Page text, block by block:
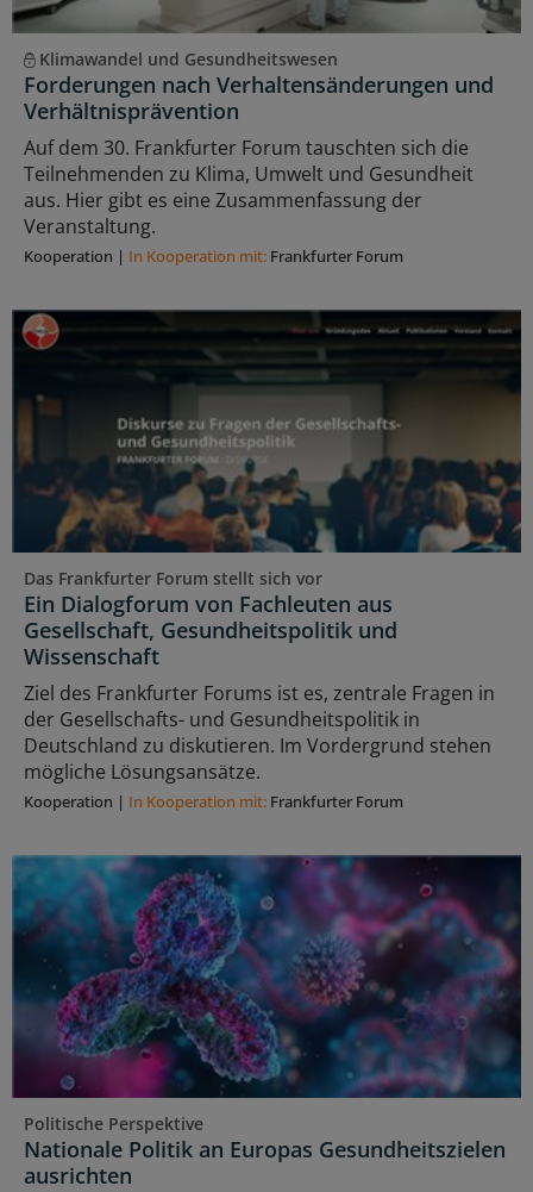
Klimawandel und Gesundheitswesen
Forderungen nach Verhaltensänderungen und
Verhältnisprävention
Auf dem 30. Frankfurter Forum tauschten sich die
Teilnehmenden zu Klima, Umwelt und Gesundheit
aus. Hier gibt es eine Zusammenfassung der
Veranstaltung.
Kooperation | In Kooperation mit: Frankfurter Forum
Das Frankfurter Forum stellt sich vor
Ein Dialogforum von Fachleuten aus
Gesellschaft, Gesundheitspolitik und
Wissenschaft
Ziel des Frankfurter Forums ist es, zentrale Fragen in
der Gesellschafts- und Gesundheitspolitik in
Deutschland zu diskutieren. Im Vordergrund stehen
mögliche Lösungsansätze.
Kooperation | In Kooperation mit: Frankfurter Forum
Politische Perspektive
Nationale Politik an Europas Gesundheitszielen
ausrichten